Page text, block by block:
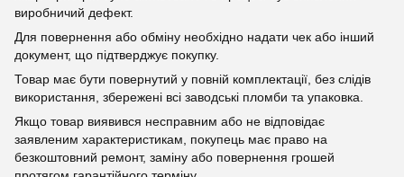
виробничий дефект.
Для повернення або обміну необхідно надати чек або інший
документ, що підтверджує покупку.
Товар має бути повернутий у повній комплектації, без слідів
використання, збережені всі заводські пломби та упаковка.
Якщо товар виявився несправним або не відповідає
заявленим характеристикам, покупець має право на
безкоштовний ремонт, заміну або повернення грошей